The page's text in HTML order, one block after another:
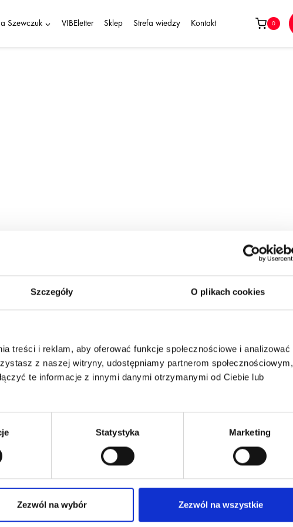
Szczegóły O plikach cookies
treści i reklam, aby oferować funkcje społecznościowe i analizować
z naszej witryny, udostępniamy partnerom społecznościowym,
te informacje z innymi danymi otrzymanymi od Ciebie lub
Statystyka Marketing
Zezwól na wybór Zezwól na wszystkie
Szewczuk VIBEletter Sklep Strefa wiedzy Kontakt 0
Zaloguj się
jeszcze konta?Dołącz do Strefy Wiedzy